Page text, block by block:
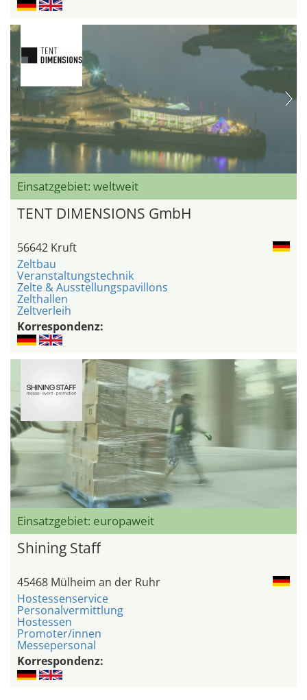
Einsatzgebiet: weltweit
TENT DIMENSIONS GmbH
56642 Kruft
Zeltbau
Veranstaltungstechnik
Zelte & Ausstellungspavillons
Zelthallen
Zeltverleih
Korrespondenz:
Einsatzgebiet: europaweit
Shining Staff
45468 Mülheim an der Ruhr
Hostessenservice
Personalvermittlung
Hostessen
Promoter/innen
Messepersonal
Korrespondenz: